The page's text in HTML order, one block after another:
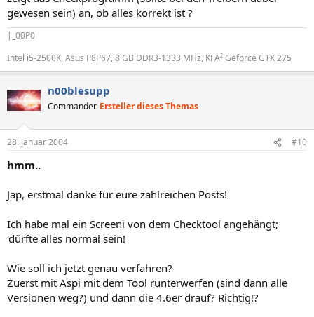
gewesen sein) an, ob alles korrekt ist ?
|_00P0
Intel i5-2500K, Asus P8P67, 8 GB DDR3-1333 MHz, KFA² Geforce GTX 275
n00blesupp
Commander Ersteller dieses Themas
28. Januar 2004 #10
hmm..
Jap, erstmal danke für eure zahlreichen Posts!
Ich habe mal ein Screeni von dem Checktool angehängt;
'dürfte alles normal sein!
Wie soll ich jetzt genau verfahren?
Zuerst mit Aspi mit dem Tool runterwerfen (sind dann alle
Versionen weg?) und dann die 4.6er drauf? Richtig!?